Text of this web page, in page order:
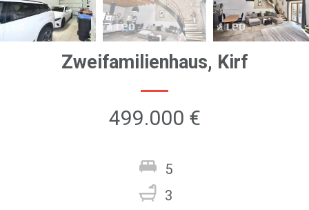
Zweifamilienhaus, Kirf
499.000 €
5
3